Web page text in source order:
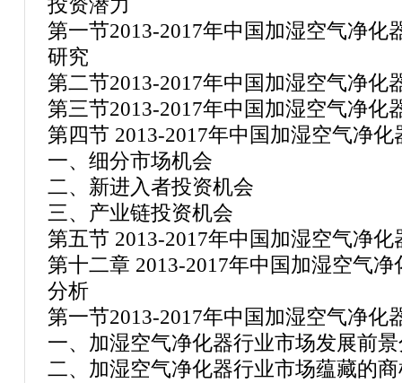
投资潜力
第一节2013-2017年中国加湿空气净化
研究
第二节2013-2017年中国加湿空气净化
第三节2013-2017年中国加湿空气净化
第四节 2013-2017年中国加湿空气净
一、细分市场机会
二、新进入者投资机会
三、产业链投资机会
第五节 2013-2017年中国加湿空气净
第十二章 2013-2017年中国加湿空气
分析
第一节2013-2017年中国加湿空气净化
一、加湿空气净化器行业市场发展前
二、加湿空气净化器行业市场蕴藏的